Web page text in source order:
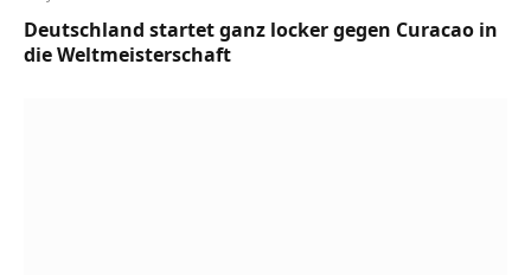
Deutschland startet ganz locker gegen Curacao in
die Weltmeisterschaft